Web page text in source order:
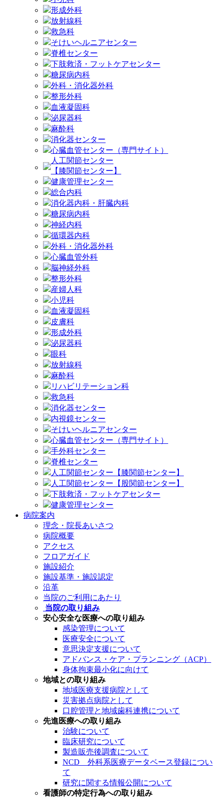
形成外科
放射線科
救急科
そけいヘルニアセンター
脊椎センター
下肢救済・フットケアセンター
糖尿病内科
外科・消化器外科
整形外科
血液凝固科
泌尿器科
麻酔科
消化器センター
心臓血管センター（専門サイト）
人工関節センター
【膝関節センター】
健康管理センター
総合内科
消化器内科・肝臓内科
糖尿病内科
神経内科
循環器内科
外科・消化器外科
心臓血管外科
脳神経外科
整形外科
産婦人科
小児科
血液凝固科
皮膚科
形成外科
泌尿器科
眼科
放射線科
麻酔科
リハビリテーション科
救急科
消化器センター
内視鏡センター
そけいヘルニアセンター
心臓血管センター（専門サイト）
手外科センター
脊椎センター
人工関節センター【膝関節センター】
人工関節センター【股関節センター】
下肢救済・フットケアセンター
健康管理センター
病院案内
理念・院長あいさつ
病院概要
アクセス
フロアガイド
施設紹介
施設基準・施設認定
沿革
当院のご利用にあたり
当院の取り組み
安心安全な医療への取り組み
感染管理について
医療安全について
意思決定支援について
アドバンス・ケア・プランニング（ACP）
身体拘束最小化に向けて
地域との取り組み
地域医療支援病院として
災害拠点病院として
口腔管理と地域歯科連携について
先進医療への取り組み
治験について
臨床研究について
製造販売後調査について
NCD 外科系医療データベース登録につい
て
研究に関する情報公開について
看護師の特定行為への取り組み